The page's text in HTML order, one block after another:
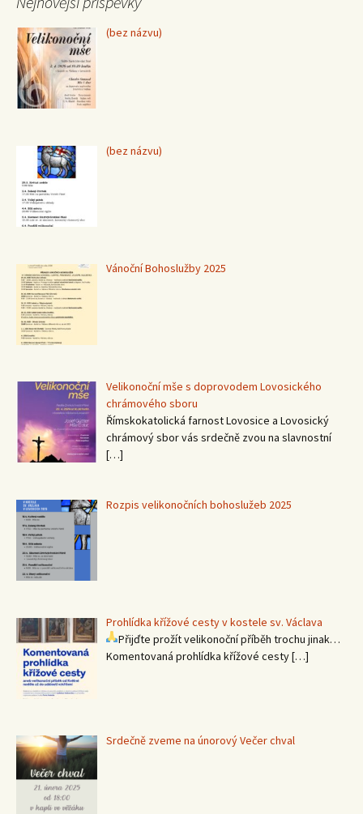
(bez názvu)Příspěvek
(bez názvu)Příspěvek
Vánoční Bohoslužby 2025
Velikonoční mše s doprovodem Lovosického
chrámového sboru
Římskokatolická farnost Lovosice a Lovosický
chrámový sbor vás srdečně zvou na slavnostní
[…]
Rozpis velikonočních bohoslužeb 2025
Prohlídka křížové cesty v kostele sv. Václava
Přijďte prožít velikonoční příběh trochu jinak…
Komentovaná prohlídka křížové cesty[…]
Srdečně zveme na únorový Večer chval